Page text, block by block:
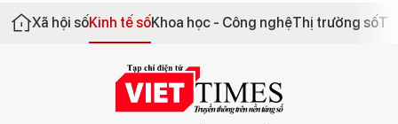
Xã hội sốKinh tế sốKhoa học - Công nghệThị trường số